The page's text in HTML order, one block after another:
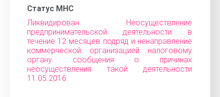
Статус МНС
Ликвидирован Неосуществление
предпринимательской деятельности в
течение 12 месяцев подряд и ненаправление
коммерческой организацией налоговому
органу сообщения о причинах
неосуществления такой деятельности
11.05.2016